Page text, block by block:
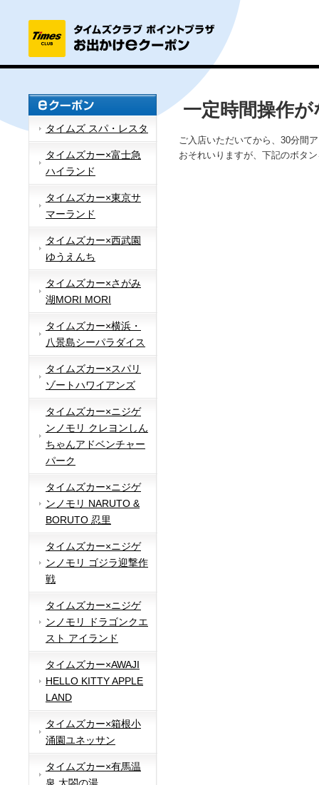
タイムズ スパ・レスタ
タイムズカー×富士急
ハイランド
タイムズカー×東京サ
マーランド
タイムズカー×西武園
ゆうえんち
タイムズカー×さがみ
湖MORI MORI
タイムズカー×横浜・
八景島シーパラダイス
タイムズカー×スパリ
ゾートハワイアンズ
タイムズカー×ニジゲ
ンノモリ クレヨンしん
ちゃんアドベンチャー
パーク
タイムズカー×ニジゲ
ンノモリ NARUTO &
BORUTO 忍里
タイムズカー×ニジゲ
ンノモリ ゴジラ迎撃作
戦
タイムズカー×ニジゲ
ンノモリ ドラゴンクエ
スト アイランド
タイムズカー×AWAJI
HELLO KITTY APPLE
LAND
タイムズカー×箱根小
涌園ユネッサン
タイムズカー×有馬温
一定時間操作
ご入店いただいてから、30分間
おそれいりますが、下記のボタ